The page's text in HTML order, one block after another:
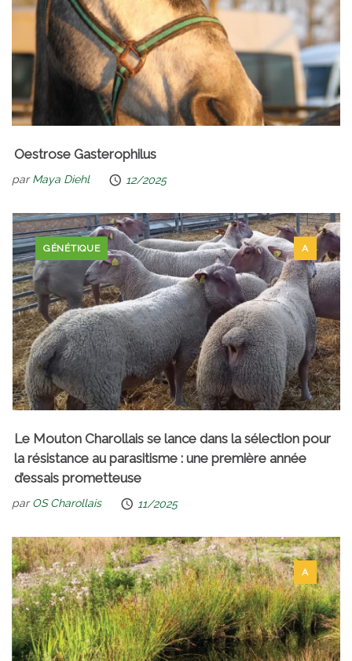
Oestrose Gasterophilus
parMaya Diehl 12/2025
GÉNÉTIQUE A
Le Mouton Charollais se lance dans la sélection pour
la résistance au parasitisme : une première année
d’essais prometteuse
parOS Charollais 11/2025
A